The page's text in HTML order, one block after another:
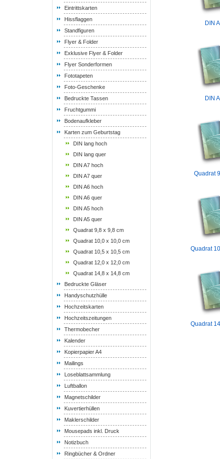
Eintrittskarten
Hissflaggen
Standfiguren
Flyer & Folder
Exklusive Flyer & Folder
Flyer Sonderformen
Fototapeten
Foto-Geschenke
Bedruckte Tassen
Fruchtgummi
Bodenaufkleber
Karten zum Geburtstag
DIN lang hoch
DIN lang quer
DIN A7 hoch
DIN A7 quer
DIN A6 hoch
DIN A6 quer
DIN A5 hoch
DIN A5 quer
Quadrat 9,8 x 9,8 cm
Quadrat 10,0 x 10,0 cm
Quadrat 10,5 x 10,5 cm
Quadrat 12,0 x 12,0 cm
Quadrat 14,8 x 14,8 cm
Bedruckte Gläser
Handyschutzhülle
Hochzeitskarten
Hochzeitszeitungen
Thermobecher
Kalender
Kopierpapier A4
Mailings
Loseblattsammlung
Luftballon
Magnetschilder
Kuvertierhüllen
Maklerschilder
Mousepads inkl. Druck
Notizbuch
Ringbücher & Ordner
DIN
DIN
Quadrat
Quadrat
Quadrat